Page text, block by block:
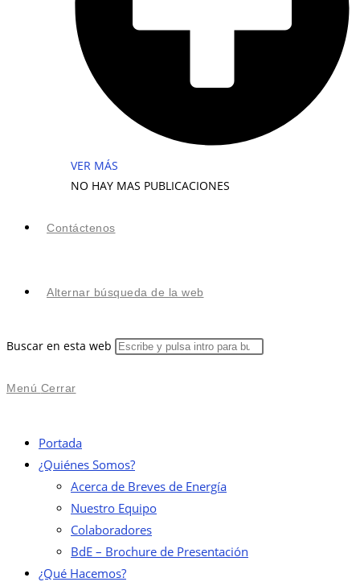
VER MÁS
NO HAY MAS PUBLICACIONES
Contáctenos
Alternar búsqueda de la web
Buscar en esta web
Menú Cerrar
Portada
¿Quiénes Somos?
Acerca de Breves de Energía
Nuestro Equipo
Colaboradores
BdE – Brochure de Presentación
¿Qué Hacemos?